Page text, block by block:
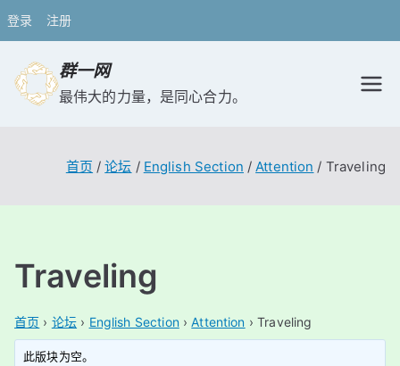
登录 注册
群一网
最伟大的力量，是同心合力。
首页 论坛 English Section Attention Traveling
Traveling
首页 › 论坛 › English Section › Attention › Traveling
此版块为空。